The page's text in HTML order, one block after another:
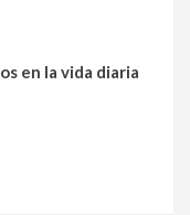
en la vida diaria